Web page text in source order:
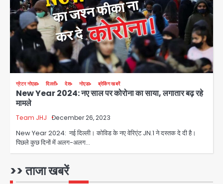
ग्रेटर नोएडा दिल्ली देश नोएडा ब्रेकिंग खबरें
New Year 2024: नए साल पर कोरोना का साया, लगातार बढ़ रहे
मामले
Team JHJ December 26, 2023
New Year 2024: नई दिल्ली। कोविड के नए वेरिएंट JN.1 ने दस्तक दे दी है।
पिछले कुछ दिनों में अलग-अलग…
>> ताजा खबरें
Team JHJ
4
सुदर्शन शक्ति-वी अभ्यास में मॉक आॅपरेशन
Team JHJ
एयरपोर्ट का फर्जी कर्मचारी बनकर 3 लाख
Team JHJ
1
Noida Sector-49: सेक्टर-49 में 18
साल की मेड ने की खुदकुशी, शरीर पर नहीं मिली